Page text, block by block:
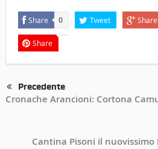
Share 0 Tweet Share
Share
Precedente
Cronache Arancioni: Cortona
Cantina Pisoni il